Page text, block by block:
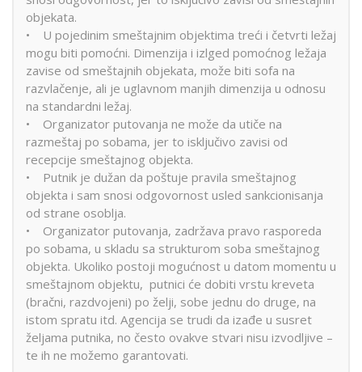
objekata.
• U pojedinim smeštajnim objektima treći i četvrti ležaj
mogu biti pomoćni. Dimenzija i izlged pomoćnog ležaja
zavise od smeštajnih objekata, može biti sofa na
razvlačenje, ali je uglavnom manjih dimenzija u odnosu
na standardni ležaj.
• Organizator putovanja ne može da utiče na
razmeštaj po sobama, jer to isključivo zavisi od
recepcije smeštajnog objekta.
• Putnik je dužan da poštuje pravila smeštajnog
objekta i sam snosi odgovornost usled sankcionisanja
od strane osoblja.
• Organizator putovanja, zadržava pravo rasporeda
po sobama, u skladu sa strukturom soba smeštajnog
objekta. Ukoliko postoji mogućnost u datom momentu u
smeštajnom objektu, putnici će dobiti vrstu kreveta
(bračni, razdvojeni) po želji, sobe jednu do druge, na
istom spratu itd. Agencija se trudi da izađe u susret
željama putnika, no često ovakve stvari nisu izvodljive –
te ih ne možemo garantovati.